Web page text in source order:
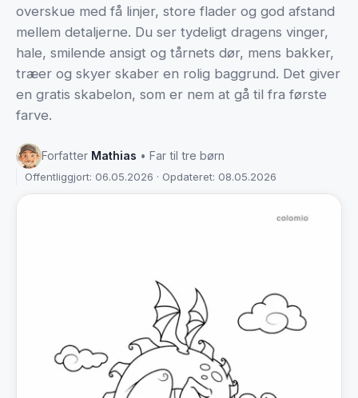
overskue med få linjer, store flader og god afstand
mellem detaljerne. Du ser tydeligt dragens vinger,
hale, smilende ansigt og tårnets dør, mens bakker,
træer og skyer skaber en rolig baggrund. Det giver
en gratis skabelon, som er nem at gå til fra første
farve.
Forfatter Mathias • Far til tre børn
Offentliggjort: 06.05.2026 · Opdateret: 08.05.2026